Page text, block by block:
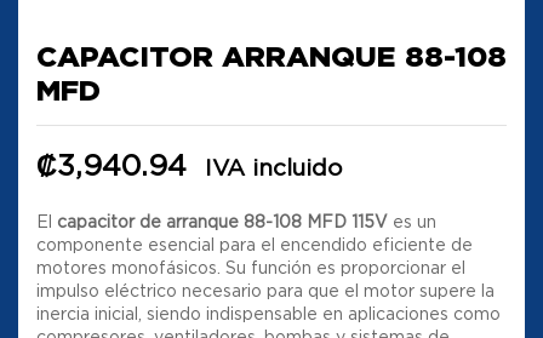
CAPACITOR ARRANQUE 88-108
MFD
₡3,940.94 IVA incluido
El capacitor de arranque 88-108 MFD 115V es un
componente esencial para el encendido eficiente de
motores monofásicos. Su función es proporcionar el
impulso eléctrico necesario para que el motor supere la
inercia inicial, siendo indispensable en aplicaciones como